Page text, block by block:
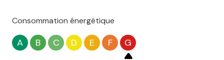
Consommation énergétique
A B C D E F G